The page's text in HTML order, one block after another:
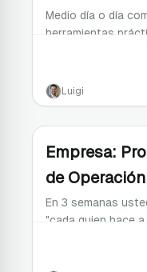
Medio día o día
herramientas
específico que
Luigi
Empresa:
de Operación
En 3 semanas
"cada quien hace a
documentado,